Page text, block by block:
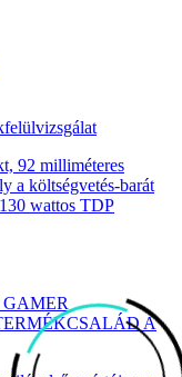
92 milliméteres
a költségvetés-barát
wattos TDP
GAMER
A